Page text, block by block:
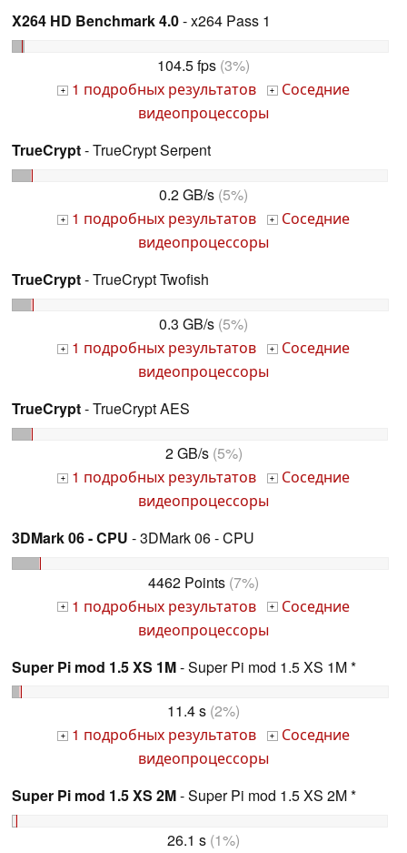
X264 HD Benchmark 4.0- x264 Pass 1
104.5 fps (3%)
+ 1 подробных результатов + Соседние
видеопроцессоры
TrueCrypt- TrueCrypt Serpent
0.2 GB/s (5%)
+ 1 подробных результатов + Соседние
видеопроцессоры
TrueCrypt- TrueCrypt Twofish
0.3 GB/s (5%)
+ 1 подробных результатов + Соседние
видеопроцессоры
TrueCrypt- TrueCrypt AES
2 GB/s(5%)
+ 1 подробных результатов + Соседние
видеопроцессоры
3DMark 06 - CPU - 3DMark 06 - CPU
4462 Points (7%)
+ 1 подробных результатов + Соседние
видеопроцессоры
Super Pi mod 1.5 XS 1M- Super Pi mod 1.5 XS 1M *
11.4 s (2%)
+ 1 подробных результатов + Соседние
видеопроцессоры
Super Pi mod 1.5 XS 2M- Super Pi mod 1.5 XS 2M *
26.1 s (1%)